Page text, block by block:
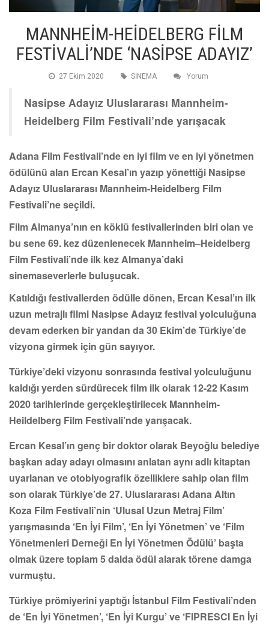
MANNHEİM-HEİDELBERG FİLM
FESTİVALİ’NDE ‘NASİPSE ADAYIZ’
27 Ekim 2020 SİNEMA Yorum
Nasipse Adayız Uluslararası Mannheim-
Heidelberg Film Festivali’nde yarışacak
Adana Film Festivali’nde en iyi film ve en iyi yönetmen
ödülünü alan Ercan Kesal’ın yazıp yönettiği Nasipse
Adayız Uluslararası Mannheim-Heidelberg Film
Festivali’ne seçildi.
Film Almanya’nın en köklü festivallerinden biri olan ve
bu sene 69. kez düzenlenecek Mannheim–Heidelberg
Film Festivali’nde ilk kez Almanya’daki
sinemaseverlerle buluşucak.
Katıldığı festivallerden ödülle dönen, Ercan Kesal’ın ilk
uzun metrajlı filmi Nasipse Adayız festival yolculuğuna
devam ederken bir yandan da 30 Ekim’de Türkiye’de
vizyona girmek için gün sayıyor.
Türkiye’deki vizyonu sonrasında festival yolculuğunu
kaldığı yerden sürdürecek film ilk olarak 12-22 Kasım
2020 tarihlerinde gerçekleştirilecek Mannheim-
Heildelberg Film Festivali’nde yarışacak.
Ercan Kesal’ın genç bir doktor olarak Beyoğlu belediye
başkan aday adayı olmasını anlatan aynı adlı kitaptan
uyarlanan ve otobiyografik özelliklere sahip olan film
son olarak Türkiye’de 27. Uluslararası Adana Altın
Koza Film Festivali’nin ‘Ulusal Uzun Metraj Film’
yarışmasında ‘En İyi Film’, ‘En İyi Yönetmen’ ve ‘Film
Yönetmenleri Derneği En İyi Yönetmen Ödülü’ başta
olmak üzere toplam 5 dalda ödül alarak törene damga
vurmuştu.
Türkiye prömiyerini yaptığı İstanbul Film Festivali’nden
de ‘En İyi Yönetmen’, ‘En İyi Kurgu’ ve ‘FIPRESCI En İyi